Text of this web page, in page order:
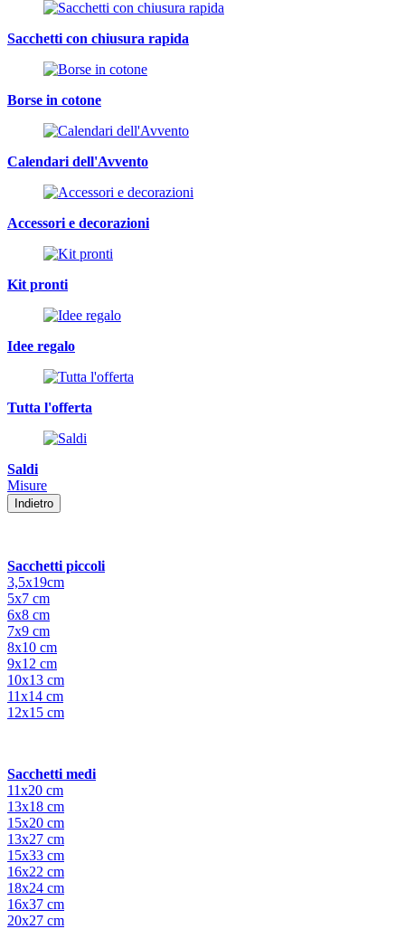
Sacchetti con chiusura rapida
Borse in cotone
Calendari dell'Avvento
Accessori e decorazioni
Kit pronti
Idee regalo
Tutta l'offerta
Saldi
Misure
Indietro
Sacchetti piccoli
3,5x19cm
5x7 cm
6x8 cm
7x9 cm
8x10 cm
9x12 cm
10x13 cm
11x14 cm
12x15 cm
Sacchetti medi
11x20 cm
13x18 cm
15x20 cm
13x27 cm
15x33 cm
16x22 cm
18x24 cm
16x37 cm
20x27 cm